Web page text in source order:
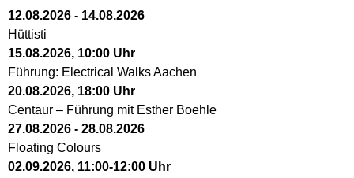
12.08.2026 - 14.08.2026
Hüttisti
15.08.2026, 10:00 Uhr
Führung: Electrical Walks Aachen
20.08.2026, 18:00 Uhr
Centaur – Führung mit Esther Boehle
27.08.2026 - 28.08.2026
Floating Colours
02.09.2026, 11:00-12:00 Uhr